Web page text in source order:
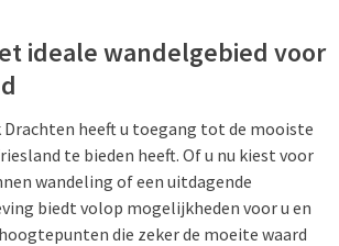
ideale wandelgebied voor
Drachten heeft u toegang tot de mooiste
te bieden heeft. Of u nu kiest voor
wandeling of een uitdagende
biedt volop mogelijkheden voor u en
die zeker de moeite waard